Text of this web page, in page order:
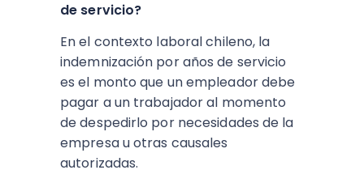
de servicio?
En el contexto laboral chileno, la
indemnización por años de servicio
es el monto que un empleador debe
pagar a un trabajador al momento
de despedirlo por necesidades de la
empresa u otras causales
autorizadas.